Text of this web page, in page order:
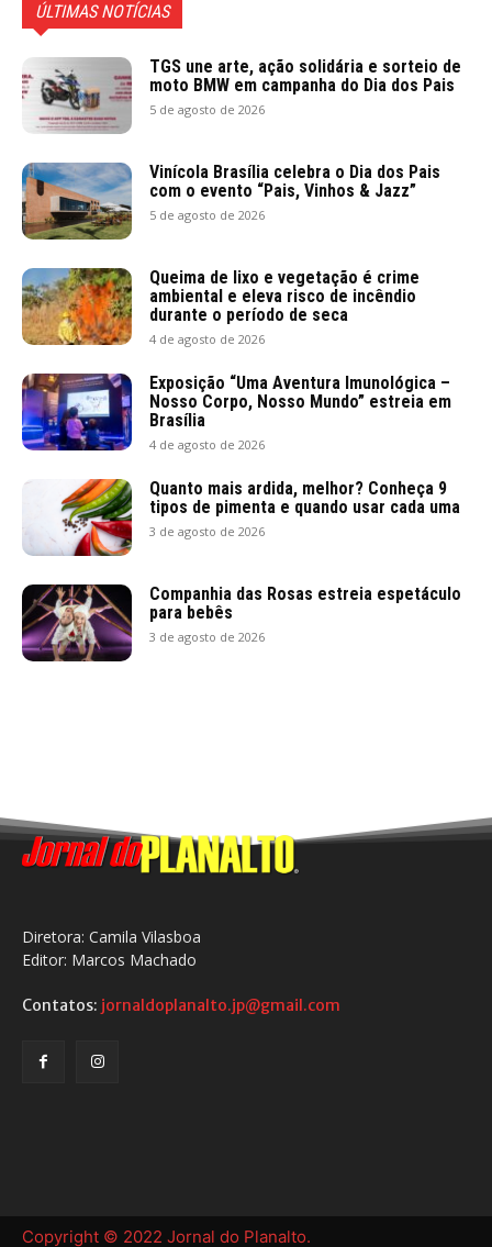
ÚLTIMAS NOTÍCIAS
TGS une arte, ação solidária e sorteio de
moto BMW em campanha do Dia dos Pais
5 de agosto de 2026
Vinícola Brasília celebra o Dia dos Pais
com o evento “Pais, Vinhos & Jazz”
5 de agosto de 2026
Queima de lixo e vegetação é crime
ambiental e eleva risco de incêndio
durante o período de seca
4 de agosto de 2026
Exposição “Uma Aventura Imunológica –
Nosso Corpo, Nosso Mundo” estreia em
Brasília
4 de agosto de 2026
Quanto mais ardida, melhor? Conheça 9
tipos de pimenta e quando usar cada uma
3 de agosto de 2026
Companhia das Rosas estreia espetáculo
para bebês
3 de agosto de 2026
Diretora: Camila Vilasboa
Editor: Marcos Machado
Contatos: jornaldoplanalto.jp@gmail.com
Copyright © 2022 Jornal do Planalto.